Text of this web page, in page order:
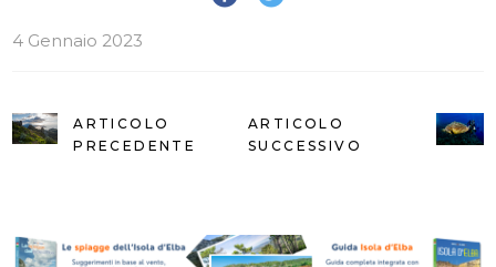
4 Gennaio 2023
ARTICOLO
PRECEDENTE
ARTICOLO
SUCCESSIVO